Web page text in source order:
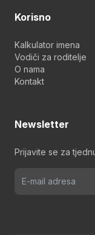
Korisno
Kalkulator imena
Vodiči za roditelje
O nama
Kontakt
Newsletter
Prijavite se za